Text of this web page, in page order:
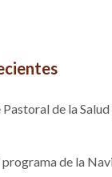
de la Salud
programa de la